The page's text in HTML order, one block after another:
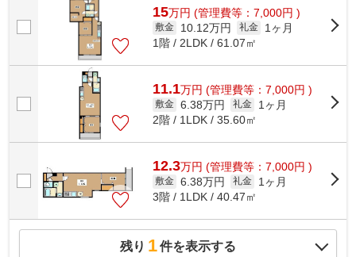
15万円 (管理費等：7,000円 )
敷金 10.12万円 礼金
1ヶ月
1階 / 2LDK / 61.07㎡
11.1万円 (管理費等：7,000円 )
敷金 6.38万円 礼金
1ヶ月
2階 / 1LDK / 35.60㎡
12.3万円 (管理費等：7,000円 )
敷金 6.38万円 礼金
1ヶ月
3階 / 1LDK / 40.47㎡
残り 1件を表示する